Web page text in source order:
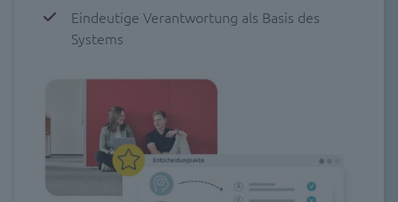
Eindeutige Verantwortung als Basis des
Systems